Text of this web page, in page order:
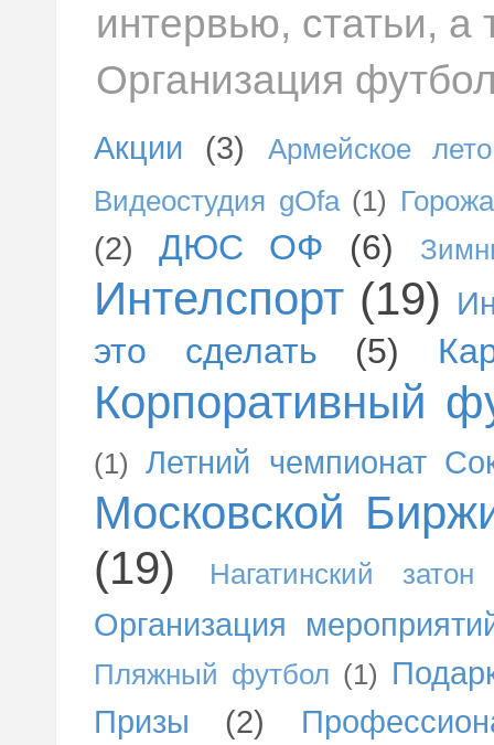
интервью, статьи, а
Организация
Акции (3)
Армейское лето
Видеостудия gOfa (1)
(2) ДЮС ОФ (6)
Интелспорт (19)
это сделать (5)
Корпоративный
(1) Летний чемпионат
Московской
(19)
Нагатинский затон
Организация
Пляжный футбол (1)
Призы
(2)